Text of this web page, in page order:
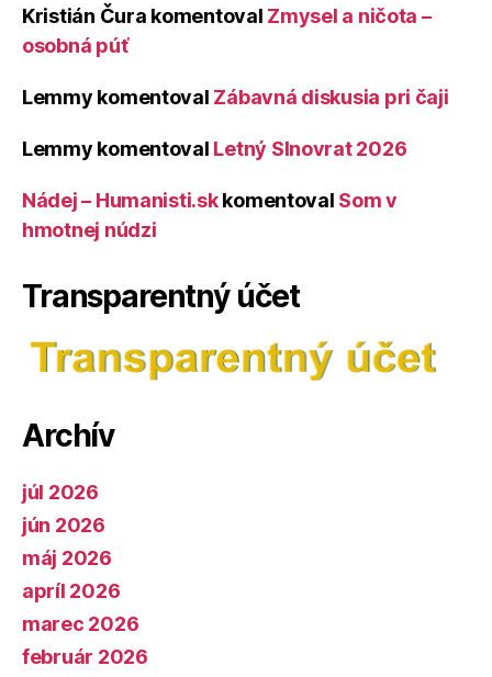
Kristián Čura komentoval Zmysel a ničota –
osobná púť
Lemmy komentoval Zábavná diskusia pri čaji
Lemmy komentoval Letný Slnovrat 2026
Nádej – Humanisti.skkomentoval Som v
hmotnej núdzi
Transparentný účet
Archív
júl 2026
jún 2026
máj 2026
apríl 2026
marec 2026
február 2026